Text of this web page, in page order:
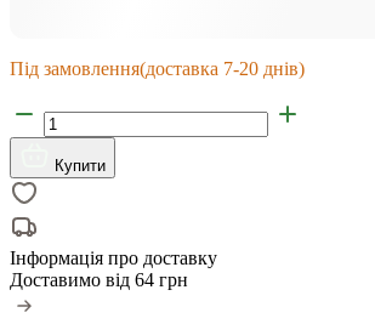
Під замовлення(доставка 7-20 днів)
Купити
Інформація про доставку
Доставимо від 64 грн